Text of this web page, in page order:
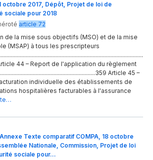
octobre 2017, Dépôt, Projet de loi de
sociale pour 2018
article 72
de la mise sous objectifs (MSO) et de la mise
(MSAP) à tous les prescripteurs
Article 44 – Report de l'application du règlement
Article 45 –
individuelle des établissements de
hospitalières facturables à l'assurance
Texte comparatif COMPA, 18 octobre
Nationale, Commission, Projet de loi
sociale pour…